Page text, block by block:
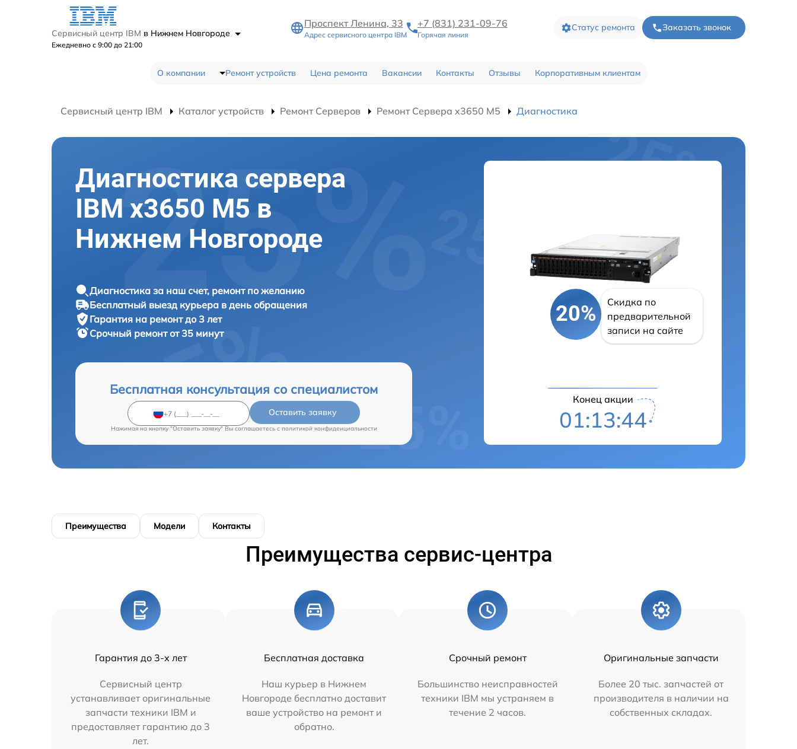
Сервисный центр IBM в Нижнем Новгороде
Ежедневно с 9:00 до 21:00
Проспект Ленина, 33
Адрес сервисного центра IBM
+7 (831) 231-09-76
Горячая линия
Статус ремонта Заказать звонок
О компании Ремонт устройств Цена ремонта Вакансии Контакты Отзывы Корпоративным клиентам
Сервисный центр IBM Каталог устройств Ремонт Серверов Ремонт Сервера x3650 M5 Диагностика
Диагностика сервера
IBM x3650 M5 в
Нижнем Новгороде
Диагностика за наш счет, ремонт по желанию
Бесплатный выезд курьера в день обращения
Гарантия на ремонт до 3 лет
Срочный ремонт от 35 минут
Бесплатная консультация со специалистом
Оставить заявку
Нажимая на кнопку "Оставить заявку" Вы соглашаетесь c политикой конфиденциальности
20%
Скидка по
предварительной
записи на сайте
Конец акции
01:13:43
Преимущества Модели Контакты
Преимущества сервис-центра
Гарантия до 3-х лет
Сервисный центр
устанавливает оригинальные
запчасти техники IBM и
предоставляет гарантию до 3
лет.
Бесплатная доставка
Наш курьер в Нижнем
Новгороде бесплатно доставит
ваше устройство на ремонт и
обратно.
Срочный ремонт
Большинство неисправностей
техники IBM мы устраняем в
течение 2 часов.
Оригинальные запчасти
Более 20 тыс. запчастей от
производителя в наличии на
собственных складах.